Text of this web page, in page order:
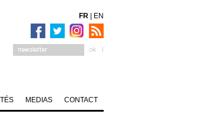
CONTACT
MEDIAS
FR EN